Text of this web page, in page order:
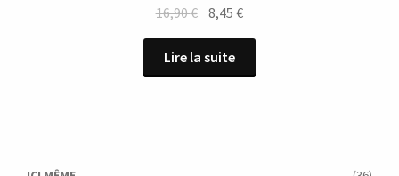
16,90€ Le
initial
était :
8,45€Le
est :
Lire la suite